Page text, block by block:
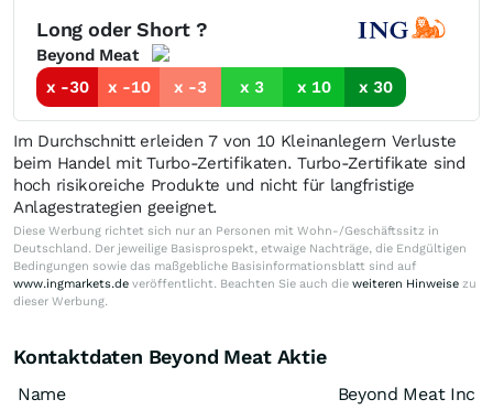
Long oder Short ?
Beyond Meat
x -30
x -10 x -3 x 3 x 10 x 30
Im Durchschnitt erleiden 7 von 10 Kleinanlegern Verluste
beim Handel mit Turbo-Zertifikaten. Turbo-Zertifikate sind
hoch risikoreiche Produkte und nicht für langfristige
Anlagestrategien geeignet.
Diese Werbung richtet sich nur an Personen mit Wohn-/Geschäftssitz in
Deutschland. Der jeweilige Basisprospekt, etwaige Nachträge, die Endgültigen
Bedingungen sowie das maßgebliche Basisinformationsblatt sind auf
www.ingmarkets.de veröffentlicht. Beachten Sie auch die weiteren Hinweise zu
dieser Werbung.
Kontaktdaten Beyond Meat Aktie
Name
Beyond Meat Inc